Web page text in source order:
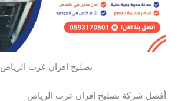
تصليح افران غرب الرياض
أفضل شركة تصليح افران غرب الرياض